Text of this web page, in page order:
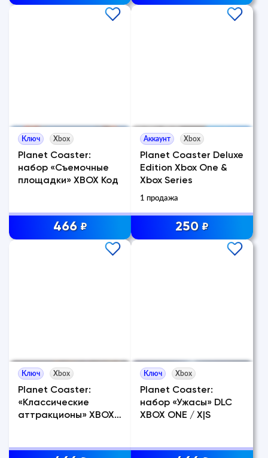
Ключ Xbox
Planet Coaster:
набор «Съемочные
площадки» XBOX Код
466 ₽
Аккаунт Xbox
Planet Coaster Deluxe
Edition Xbox One &
Xbox Series
1 продажа
250 ₽
Ключ Xbox
Planet Coaster:
«Классические
аттракционы» XBOX
Ключ Xbox
Planet Coaster:
набор «Ужасы» DLC
XBOX ONE / X|S